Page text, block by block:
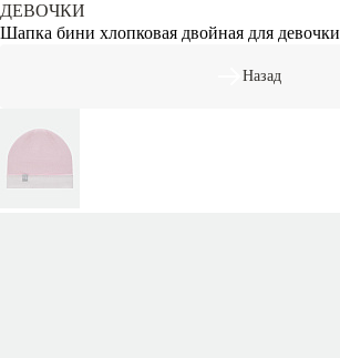
ДЕВОЧКИ
Шапка бини хлопковая двойная для девочки
Назад